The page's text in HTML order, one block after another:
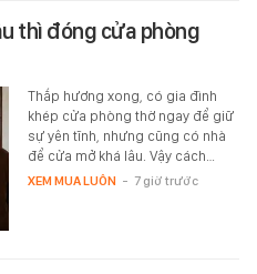
thì đóng cửa phòng
Thắp hương xong, có gia đình
khép cửa phòng thờ ngay để giữ
sự yên tĩnh, nhưng cũng có nhà
để cửa mở khá lâu. Vậy cách…
XEM MUA LUÔN - 7 giờ trước